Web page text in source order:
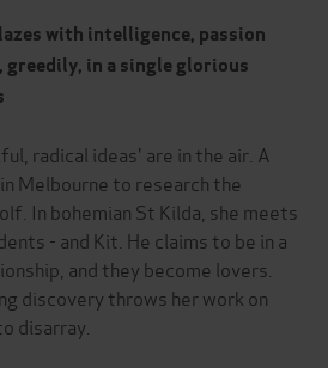
with intelligence, passion
greedily, in a singleglorious
radical ideas' are in the air. A
Melbourne to research the
In bohemian St Kilda, she meets
- and Kit. He claims to be in a
and they become lovers.
discovery throws her work on
disarray.